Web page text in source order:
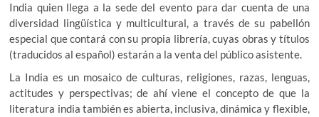
India quien llega a la sede del evento para dar cuenta de una
diversidad lingüística y multicultural, a través de su pabellón
especial que contará con su propia librería, cuyas obras y títulos
(traducidos al español) estarán a la venta del público asistente.
La India es un mosaico de culturas, religiones, razas, lenguas,
actitudes y perspectivas; de ahí viene el concepto de que la
literatura india también es abierta, inclusiva, dinámica y flexible,